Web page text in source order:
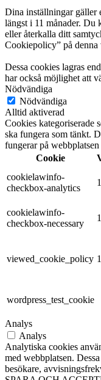
Dina inställningar gäller
längst i 11 månader. Du
eller återkalla ditt
Cookiepolicy” på denna
Dessa cookies lagras
har också möjlighet att
Nödvändiga
Nödvändiga
Alltid aktiverad
Cookies kategoriserade
ska fungera som tänkt.
fungerar på
Cookie
cookielawinfo-
checkbox-analytics
cookielawinfo-
checkbox-necessary
viewed_cookie_policy
wordpress_test_cookie
Analys
Analys
Analytiska cookies
med webbplatsen.
besökare,